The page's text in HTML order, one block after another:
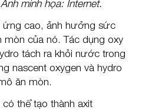
minh họa: Internet.
ứng cao, ảnh hưởng sức
mòn của nó. Tác dụng oxy
tách ra khỏi nước trong
nascent oxygen và hydro
ăn mòn.
thể tạo thành axit